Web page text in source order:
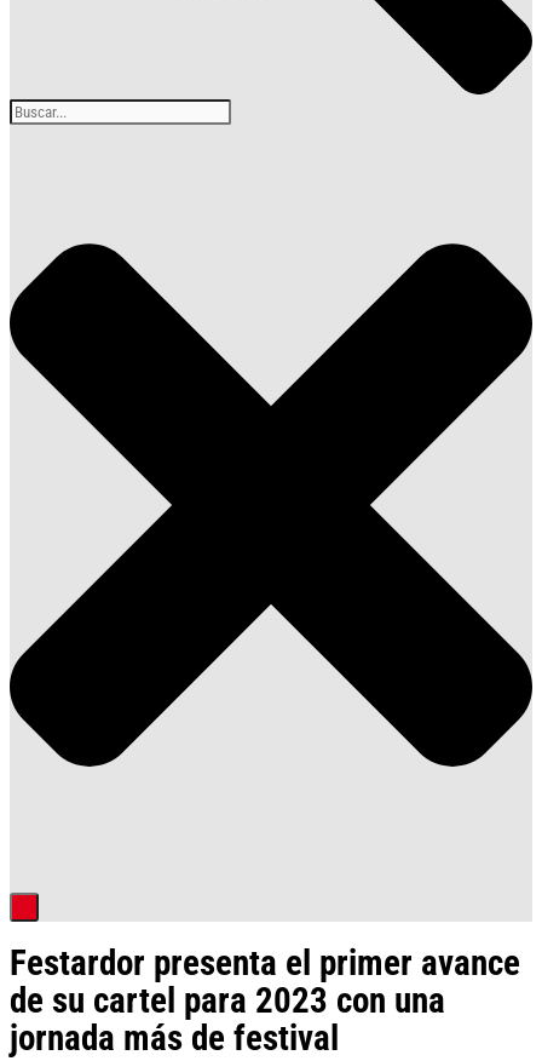
Festardor presenta el primer avance
de su cartel para 2023 con una
jornada más de festival